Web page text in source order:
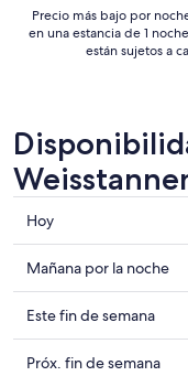
Precio más bajo por
en una estancia de 1
están sujetos a
Consultar
precios
en
Weisstannen
para
hoy,
10
Hoy
Consultar
precios
en
Weisstannen
para
Mañana por la noche
Consultar
precios
en
Este fin de semana
Consultar
Próx. fin de semana